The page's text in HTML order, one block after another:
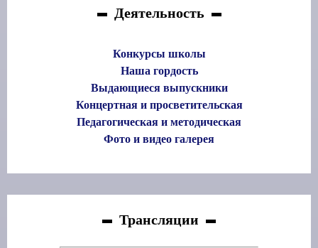
Деятельность
Конкурсы школы
Наша гордость
Выдающиеся выпускники
Концертная и просветительская
Педагогическая и методическая
Фото и видео галерея
Трансляции